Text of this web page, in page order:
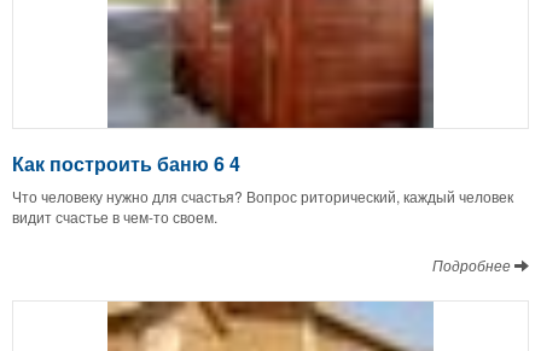
Как построить баню 6 4
Что человеку нужно для счастья? Вопрос риторический, каждый человек
видит счастье в чем-то своем.
Подробнее